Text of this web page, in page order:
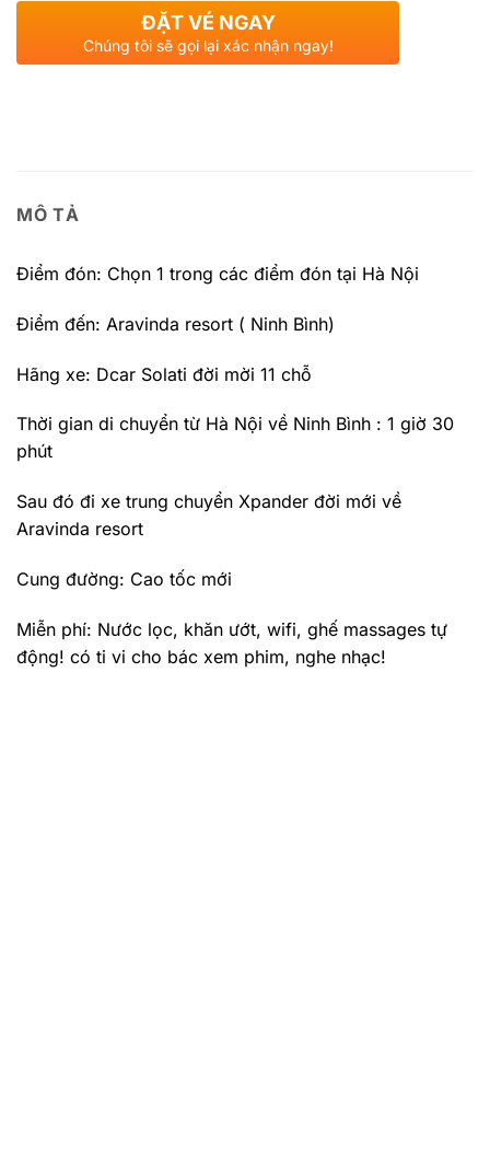
ĐẶT VÉ NGAY
Chúng tôi sẽ gọi lại xác nhận ngay!
MÔ TẢ
Điểm đón: Chọn 1 trong các điểm đón tại Hà Nội
Điểm đến: Aravinda resort ( Ninh Bình)
Hãng xe: Dcar Solati đời mời 11 chỗ
Thời gian di chuyển từ Hà Nội về Ninh Bình : 1 giờ 30
phút
Sau đó đi xe trung chuyển Xpander đời mới về
Aravinda resort
Cung đường: Cao tốc mới
Miễn phí: Nước lọc, khăn ướt, wifi, ghế massages tự
động! có ti vi cho bác xem phim, nghe nhạc!